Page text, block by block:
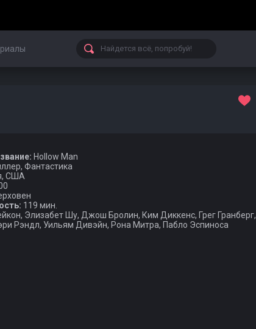
Hollow Man
Фантастика
США
119 мин.
Элизабет Шу, Джош Бролин, Ким Диккенс, Грег Гранберг,
Рэндл, Уильям Дивэйн, Рона Митра, Пабло Эспиноса